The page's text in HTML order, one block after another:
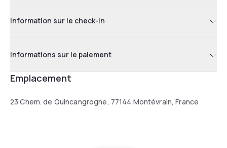
Information sur le check-in
Informations sur le paiement
Emplacement
23 Chem. de Quincangrogne, 77144 Montévrain, France